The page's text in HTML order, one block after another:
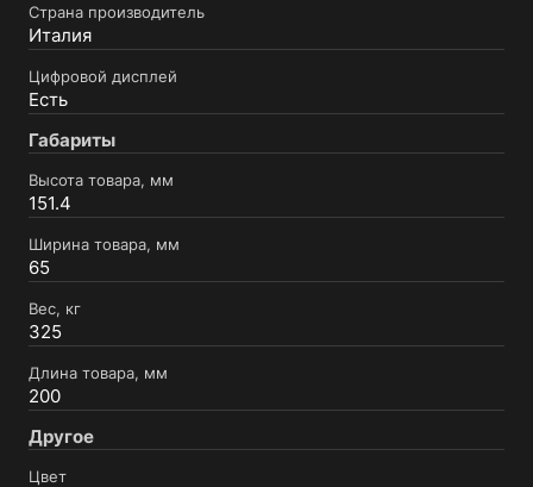
Страна производитель
Италия
Цифровой дисплей
Есть
Габариты
Высота товара, мм
151.4
Ширина товара, мм
65
Вес, кг
325
Длина товара, мм
200
Другое
Цвет